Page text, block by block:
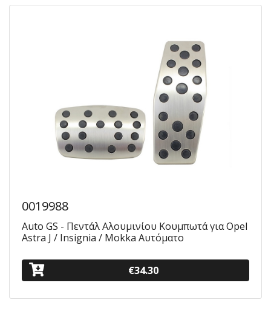
0019988
Auto GS - Πεντάλ Αλουμινίου Κουμπωτά για Opel
Astra J / Insignia / Mokka Αυτόματο
€34.30